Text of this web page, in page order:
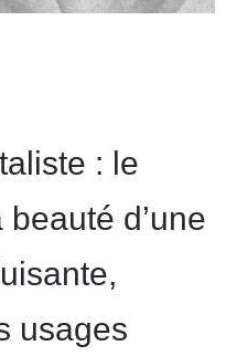
: le
d’une
usages